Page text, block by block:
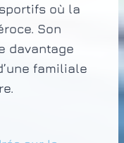
où la
Son
davantage
familiale